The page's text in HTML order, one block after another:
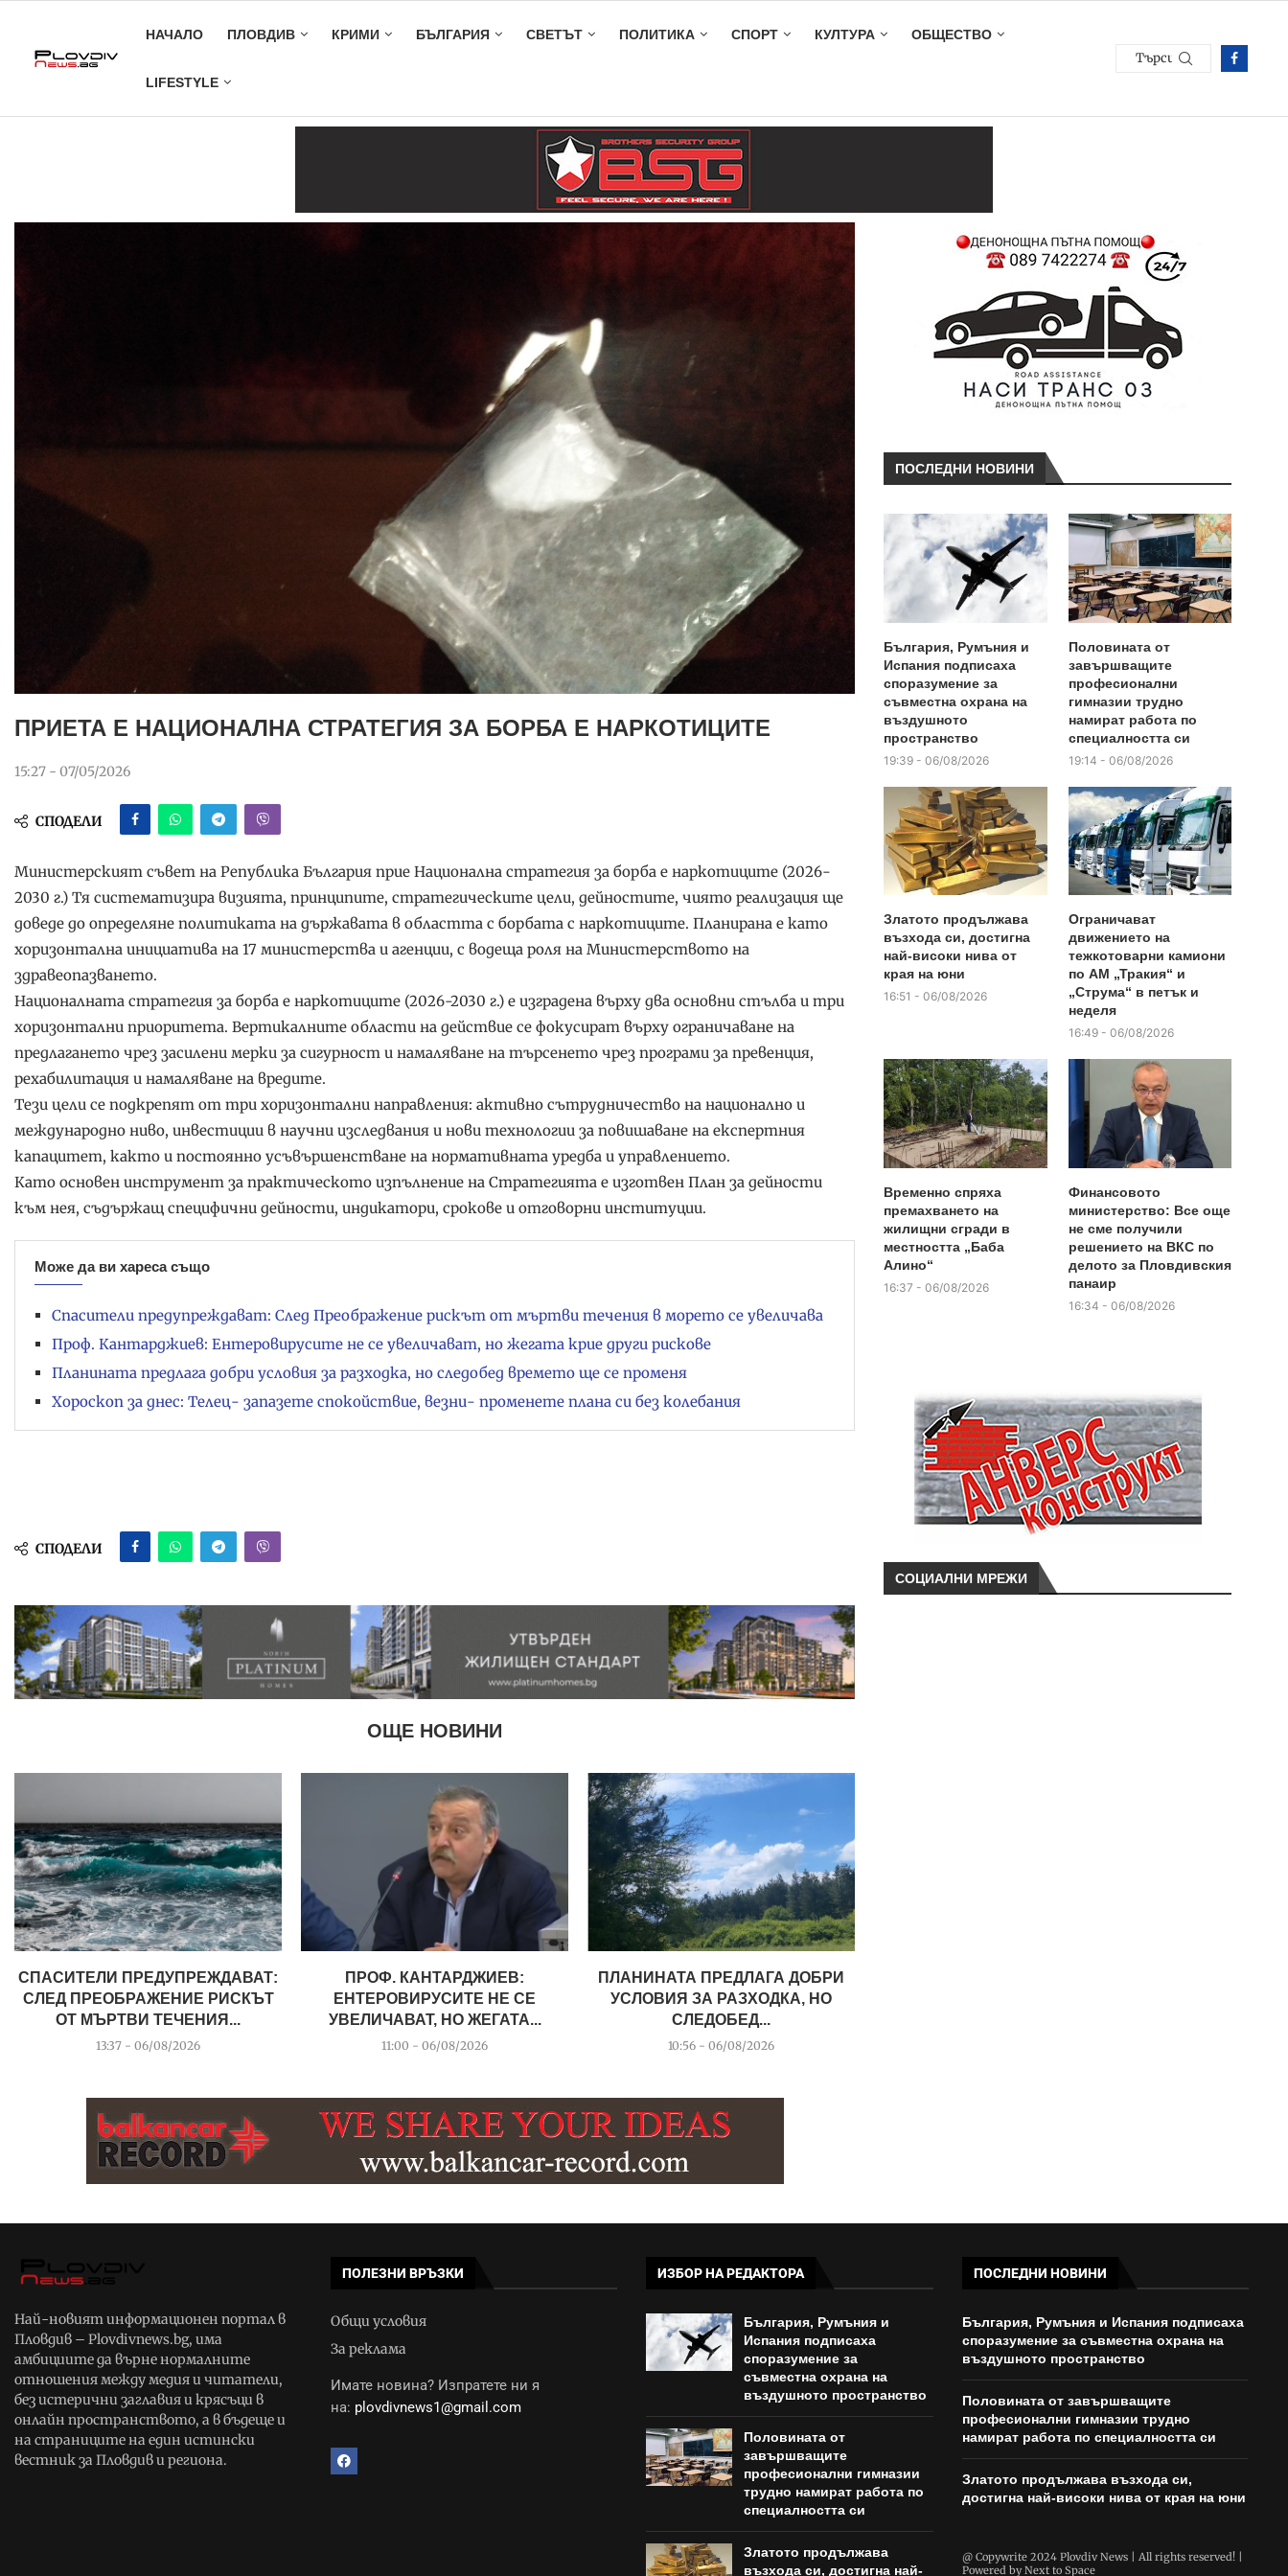
НАЧАЛО ПЛОВДИВ КРИМИ БЪЛГАРИЯ СВЕТЪТ ПОЛИТИКА СПОРТ КУЛТУРА ОБЩЕСТВО
LIFESTYLE
ПРИЕТА Е НАЦИОНАЛНА СТРАТЕГИЯ ЗА БОРБА Е НАРКОТИЦИТЕ
15:27 - 07/05/2026
СПОДЕЛИ
Министерският съвет на Република България прие Национална стратегия за борба е наркотиците (2026-
2030 г.) Тя систематизира визията, принципите, стратегическите цели, дейностите, чиято реализация ще
доведе до определяне политиката на държавата в областта с борбата с наркотиците. Планирана е като
хоризонтална инициатива на 17 министерства и агенции, с водеща роля на Министерството на
здравеопазването.
Националната стратегия за борба е наркотиците (2026-2030 г.) е изградена върху два основни стълба и три
хоризонтални приоритета. Вертикалните области на действие се фокусират върху ограничаване на
предлагането чрез засилени мерки за сигурност и намаляване на търсенето чрез програми за превенция,
рехабилитация и намаляване на вредите.
Тези цели се подкрепят от три хоризонтални направления: активно сътрудничество на национално и
международно ниво, инвестиции в научни изследвания и нови технологии за повишаване на експертния
капацитет, както и постоянно усъвършенстване на нормативната уредба и управлението.
Като основен инструмент за практическото изпълнение на Стратегията е изготвен План за дейности
към нея, съдържащ специфични дейности, индикатори, срокове и отговорни институции.
Може да ви хареса също
Спасители предупреждават: След Преображение рискът от мъртви течения в морето се увеличава
Проф. Кантарджиев: Ентеровирусите не се увеличават, но жегата крие други рискове
Планината предлага добри условия за разходка, но следобед времето ще се променя
Хороскоп за днес: Телец- запазете спокойствие, везни- променете плана си без колебания
СПОДЕЛИ
ОЩЕ НОВИНИ
СПАСИТЕЛИ ПРЕДУПРЕЖДАВАТ:
СЛЕД ПРЕОБРАЖЕНИЕ РИСКЪТ
ОТ МЪРТВИ ТЕЧЕНИЯ...
13:37 - 06/08/2026
ПРОФ. КАНТАРДЖИЕВ:
ЕНТЕРОВИРУСИТЕ НЕ СЕ
УВЕЛИЧАВАТ, НО ЖЕГАТА...
11:00 - 06/08/2026
ПЛАНИНАТА ПРЕДЛАГА ДОБРИ
УСЛОВИЯ ЗА РАЗХОДКА, НО
СЛЕДОБЕД...
10:56 - 06/08/2026
ПОСЛЕДНИ НОВИНИ
България, Румъния и
Испания подписаха
споразумение за
съвместна охрана на
въздушното
пространство
19:39 - 06/08/2026
Половината от
завършващите
професионални
гимназии трудно
намират работа по
специалността си
19:14 - 06/08/2026
Златото продължава
възхода си, достигна
най-високи нива от
края на юни
16:51 - 06/08/2026
Ограничават
движението на
тежкотоварни камиони
по АМ „Тракия“ и
„Струма“ в петък и
неделя
16:49 - 06/08/2026
Временно спряха
премахването на
жилищни сгради в
местността „Баба
Алино“
16:37 - 06/08/2026
Финансовото
министерство: Все още
не сме получили
решението на ВКС по
делото за Пловдивския
панаир
16:34 - 06/08/2026
СОЦИАЛНИ МРЕЖИ
Най-новият информационен портал в
Пловдив – Plovdivnews.bg, има
амбициите да върне нормалните
отношения между медия и читатели,
без истерични заглавия и крясъци в
онлайн пространството, а в бъдеще и
на страниците на един истински
вестник за Пловдив и региона.
ПОЛЕЗНИ ВРЪЗКИ
Общи условия
За реклама
Имате новина? Изпратете ни я
на: plovdivnews1@gmail.com
ИЗБОР НА РЕДАКТОРА
България, Румъния и
Испания подписаха
споразумение за
съвместна охрана на
въздушното пространство
Половината от
завършващите
професионални гимназии
трудно намират работа по
специалността си
Златото продължава
възхода си, достигна най-
ПОСЛЕДНИ НОВИНИ
България, Румъния и Испания подписаха
споразумение за съвместна охрана на
въздушното пространство
Половината от завършващите
професионални гимназии трудно
намират работа по специалността си
Златото продължава възхода си,
достигна най-високи нива от края на юни
@ Copywrite 2024 Plovdiv News | All rights reserved! |
Powered byNext to Space